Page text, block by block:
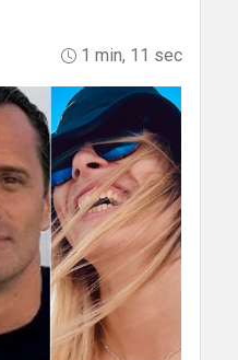
1 min, 11 sec